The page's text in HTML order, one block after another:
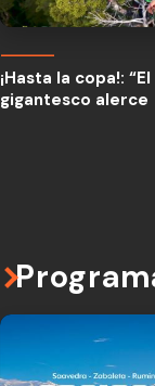
gigantesco alerce
¡Hasta la copa!:
gigantesco alerce